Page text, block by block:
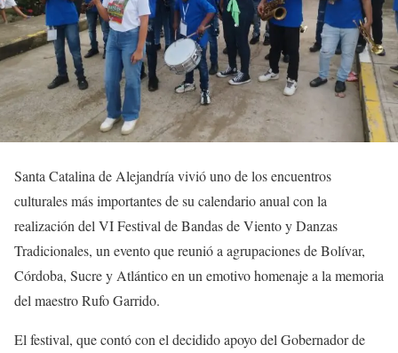
Santa Catalina de Alejandría vivió uno de los encuentros
culturales más importantes de su calendario anual con la
realización del VI Festival de Bandas de Viento y Danzas
Tradicionales, un evento que reunió a agrupaciones de Bolívar,
Córdoba, Sucre y Atlántico en un emotivo homenaje a la memoria
del maestro Rufo Garrido.
El festival, que contó con el decidido apoyo del Gobernador de